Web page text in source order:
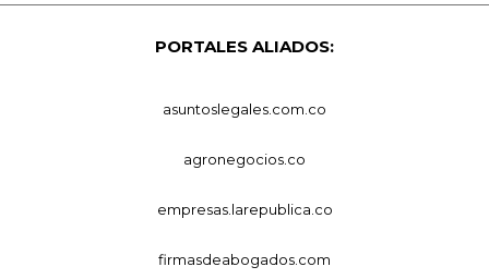
PORTALES ALIADOS:
asuntoslegales.com.co
agronegocios.co
empresas.larepublica.co
firmasdeabogados.com